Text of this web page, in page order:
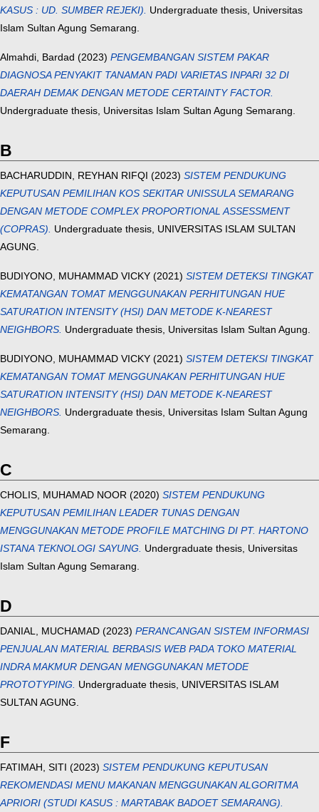
KASUS : UD. SUMBER REJEKI). Undergraduate thesis, Universitas
Islam Sultan Agung Semarang.
Almahdi, Bardad (2023) PENGEMBANGAN SISTEM PAKAR
DIAGNOSA PENYAKIT TANAMAN PADI VARIETAS INPARI 32 DI
DAERAH DEMAK DENGAN METODE CERTAINTY FACTOR.
Undergraduate thesis, Universitas Islam Sultan Agung Semarang.
B
BACHARUDDIN, REYHAN RIFQI (2023) SISTEM PENDUKUNG
KEPUTUSAN PEMILIHAN KOS SEKITAR UNISSULA SEMARANG
DENGAN METODE COMPLEX PROPORTIONAL ASSESSMENT
(COPRAS). Undergraduate thesis, UNIVERSITAS ISLAM SULTAN
AGUNG.
BUDIYONO, MUHAMMAD VICKY (2021) SISTEM DETEKSI TINGKAT
KEMATANGAN TOMAT MENGGUNAKAN PERHITUNGAN HUE
SATURATION INTENSITY (HSI) DAN METODE K-NEAREST
NEIGHBORS. Undergraduate thesis, Universitas Islam Sultan Agung.
BUDIYONO, MUHAMMAD VICKY (2021) SISTEM DETEKSI TINGKAT
KEMATANGAN TOMAT MENGGUNAKAN PERHITUNGAN HUE
SATURATION INTENSITY (HSI) DAN METODE K-NEAREST
NEIGHBORS. Undergraduate thesis, Universitas Islam Sultan Agung
Semarang.
C
CHOLIS, MUHAMAD NOOR (2020) SISTEM PENDUKUNG
KEPUTUSAN PEMILIHAN LEADER TUNAS DENGAN
MENGGUNAKAN METODE PROFILE MATCHING DI PT. HARTONO
ISTANA TEKNOLOGI SAYUNG. Undergraduate thesis, Universitas
Islam Sultan Agung Semarang.
D
DANIAL, MUCHAMAD (2023) PERANCANGAN SISTEM INFORMASI
PENJUALAN MATERIAL BERBASIS WEB PADA TOKO MATERIAL
INDRA MAKMUR DENGAN MENGGUNAKAN METODE
PROTOTYPING. Undergraduate thesis, UNIVERSITAS ISLAM
SULTAN AGUNG.
F
FATIMAH, SITI (2023) SISTEM PENDUKUNG KEPUTUSAN
REKOMENDASI MENU MAKANAN MENGGUNAKAN ALGORITMA
APRIORI (STUDI KASUS : MARTABAK BADOET SEMARANG).